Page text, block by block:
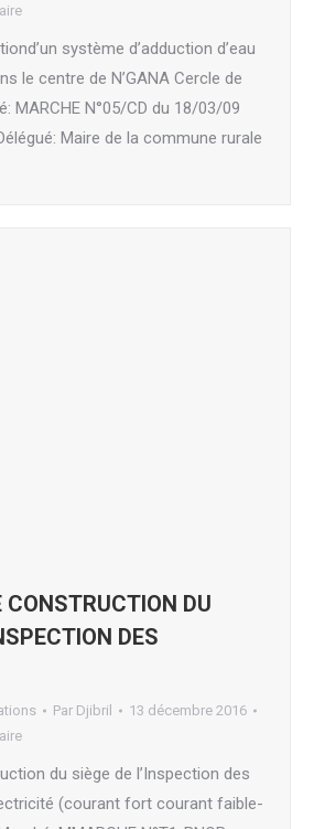
système d’adduction d’eau
le centre de N’GANA Cercle de
MARCHE N°05/CD du 18/03/09
Maire de la commune rurale
CONSTRUCTION DU
DES
Par Djibril
13 décembre 2016
du siège de l’Inspection des
(courant fort courant faible-